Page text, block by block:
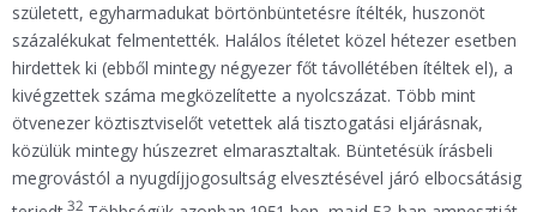
született, egyharmadukat börtönbüntetésre ítélték, huszonöt
százalékukat felmentették. Halálos ítéletet közel hétezer esetben
hirdettek ki (ebből mintegy négyezer főt távollétében ítéltek el), a
kivégzettek száma megközelítette a nyolcszázat. Több mint
ötvenezer köztisztviselőt vetettek alá tisztogatási eljárásnak,
közülük mintegy húszezret elmarasztaltak. Büntetésük írásbeli
megrovástól a nyugdíjjogosultság elvesztésével járó elbocsátásig
32